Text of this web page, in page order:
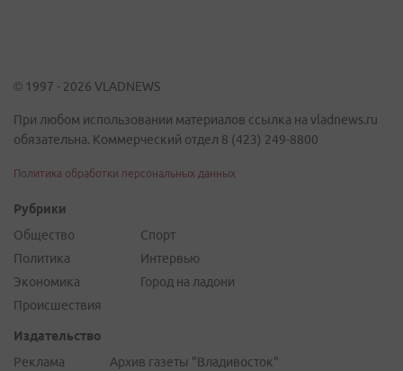
© 1997 - 2026 VLADNEWS
При любом использовании материалов ссылка на vladnews.ru
обязательна. Коммерческий отдел 8 (423) 249-8800
Политика обработки персональных данных
Рубрики
Общество
Политика
Экономика
Происшествия
Спорт
Интервью
Город на ладони
Издательство
Реклама
Архив газеты "Владивосток"